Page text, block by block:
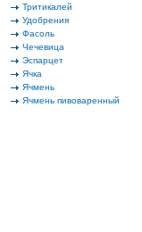
Тритикалей
Удобрения
Фасоль
Чечевица
Эспарцет
Ячка
Ячмень
Ячмень пивоваренный